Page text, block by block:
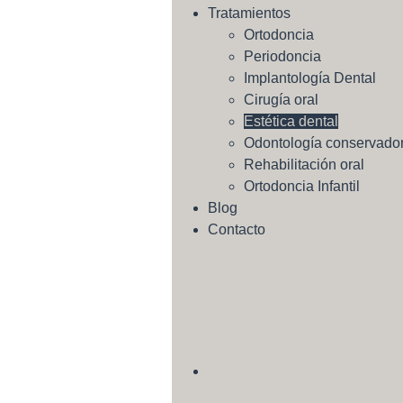
Tratamientos
Ortodoncia
Periodoncia
Implantología Dental
Cirugía oral
Estética dental
Odontología
Rehabilitación oral
Ortodoncia Infantil
Blog
Contacto